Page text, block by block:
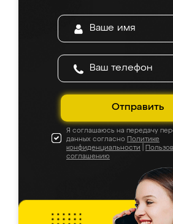
Отправить
Я соглашаюсь на передачу
данных согласно Политике
конфиденциальности
соглашению